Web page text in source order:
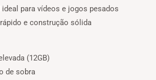
ideal para vídeos e jogos pesados
e construção sólida
(12GB)
de sobra